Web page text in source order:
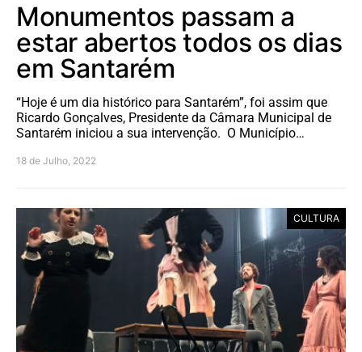
Monumentos passam a
estar abertos todos os dias
em Santarém
“Hoje é um dia histórico para Santarém”, foi assim que
Ricardo Gonçalves, Presidente da Câmara Municipal de
Santarém iniciou a sua intervenção. O Município…
18 de Julho, 2022
CULTURA